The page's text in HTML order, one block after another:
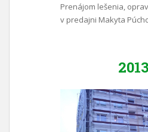
Prenájom lešenia,
v predajni Makyta
2013